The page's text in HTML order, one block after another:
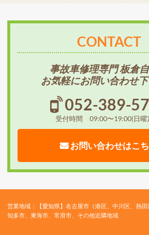
CONTACT
事故車修理専門 板倉
お気軽にお問い合わせ
052-389-
受付時間 09:00〜19:00(日曜
お問い合わせはこ
営業地域：【愛知県】名古屋市（港区、中川区、熱田
知多市、東海市、常滑市、その他近隣地域